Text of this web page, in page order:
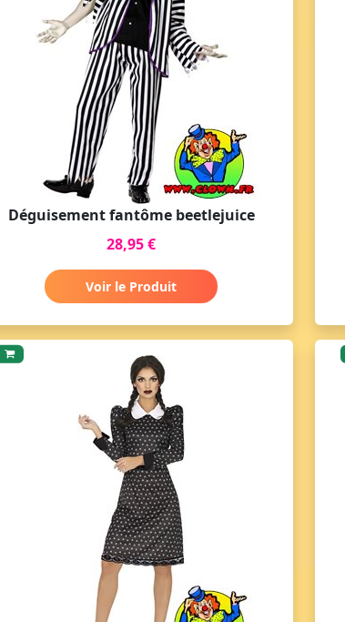
Déguisement fantôme beetlejuice
28,95 €
Voir le Produit